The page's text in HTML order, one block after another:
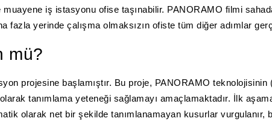
iş istasyonu ofise taşınabilir. PANORAMO filmi
fazla yerinde çalışma olmaksızın ofiste tüm diğer adımlar
mü?
projesine başlamıştır. Bu proje, PANORAMO
tanımlama yeteneği sağlamayı amaçlamaktadır. İlk
olarak net bir şekilde tanımlanamayan kusurlar vurgulanır,